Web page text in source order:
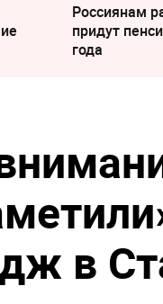
Россиянам
придут
года
в